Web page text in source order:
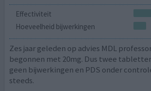
Effectiviteit
Hoeveelheid bijwerkingen
Zes jaar geleden op advies MDL
begonnen met 20mg. Dus twee
geen bijwerkingen en PDS onder
steeds.